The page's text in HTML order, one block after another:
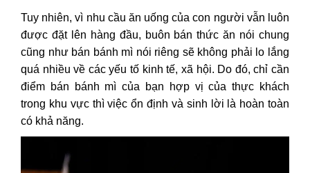
Tuy nhiên, vì nhu cầu ăn uống của con người vẫn luôn
được đặt lên hàng đầu, buôn bán thức ăn nói chung
cũng như bán bánh mì nói riêng sẽ không phải lo lắng
quá nhiều về các yếu tố kinh tế, xã hội. Do đó, chỉ cần
điểm bán bánh mì của bạn hợp vị của thực khách
trong khu vực thì việc ổn định và sinh lời là hoàn toàn
có khả năng.